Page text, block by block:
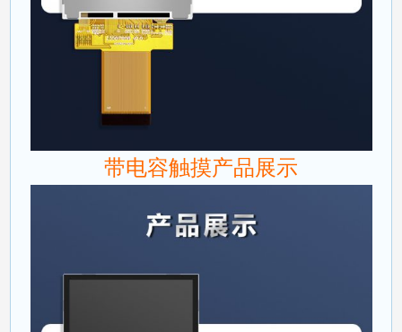
带电容触摸产品展示